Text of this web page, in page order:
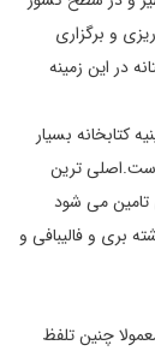
و برگزاری
در این زمینه
کتابخانه بسیار
ترین
تامین می شود
بری و فالیبافی و
چنین تلفظ